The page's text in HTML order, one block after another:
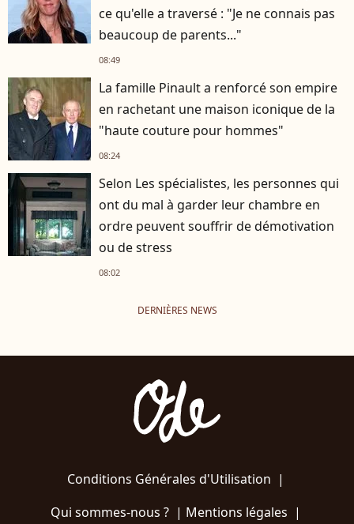
ce qu'elle a traversé : "Je ne connais pas
beaucoup de parents..."
08:49
La famille Pinault a renforcé son empire
en rachetant une maison iconique de la
"haute couture pour hommes"
08:24
Selon Les spécialistes, les personnes qui
ont du mal à garder leur chambre en
ordre peuvent souffrir de démotivation
ou de stress
08:02
DERNIÈRES NEWS
Conditions Générales d'Utilisation |
Qui sommes-nous ?| Mentions légales |